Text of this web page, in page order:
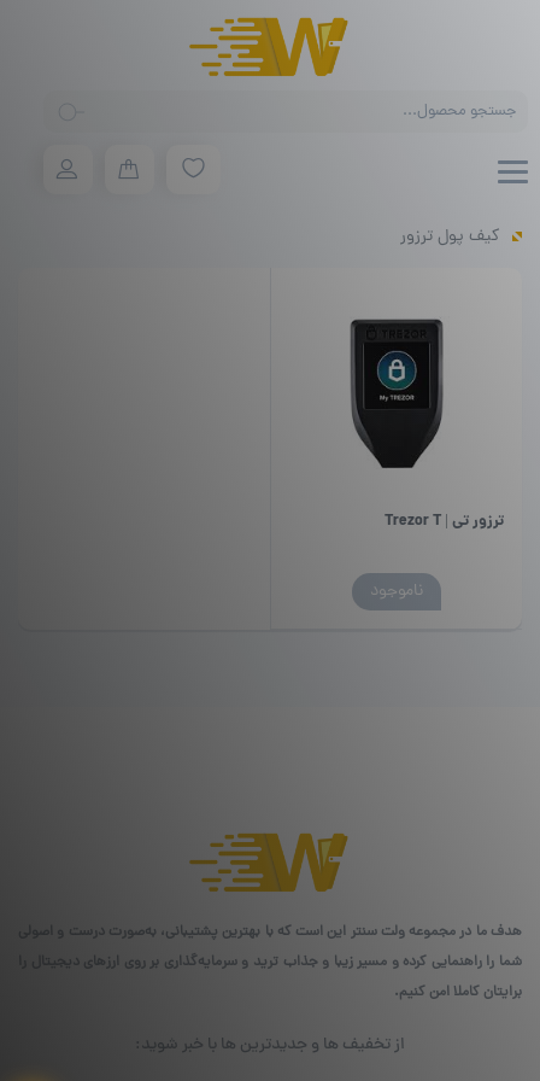
search
کیف پول ترزور
ترزور تی | Trezor T
ناموجود
هدف ما در مجموعه ولت سنتر این است که با بهترین پشتیبانی، به‌صورت درست و اصولی
شما را راهنمایی کرده و مسیر زیبا و جذاب ترید و سرمایه‌گذاری بر روی ارزهای دیجیتال را
برایتان کاملا امن کنیم.
از تخفیف ها و جدیدترین ها با خبر شوید: